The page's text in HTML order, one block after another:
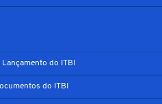
do ITBI
do ITBI